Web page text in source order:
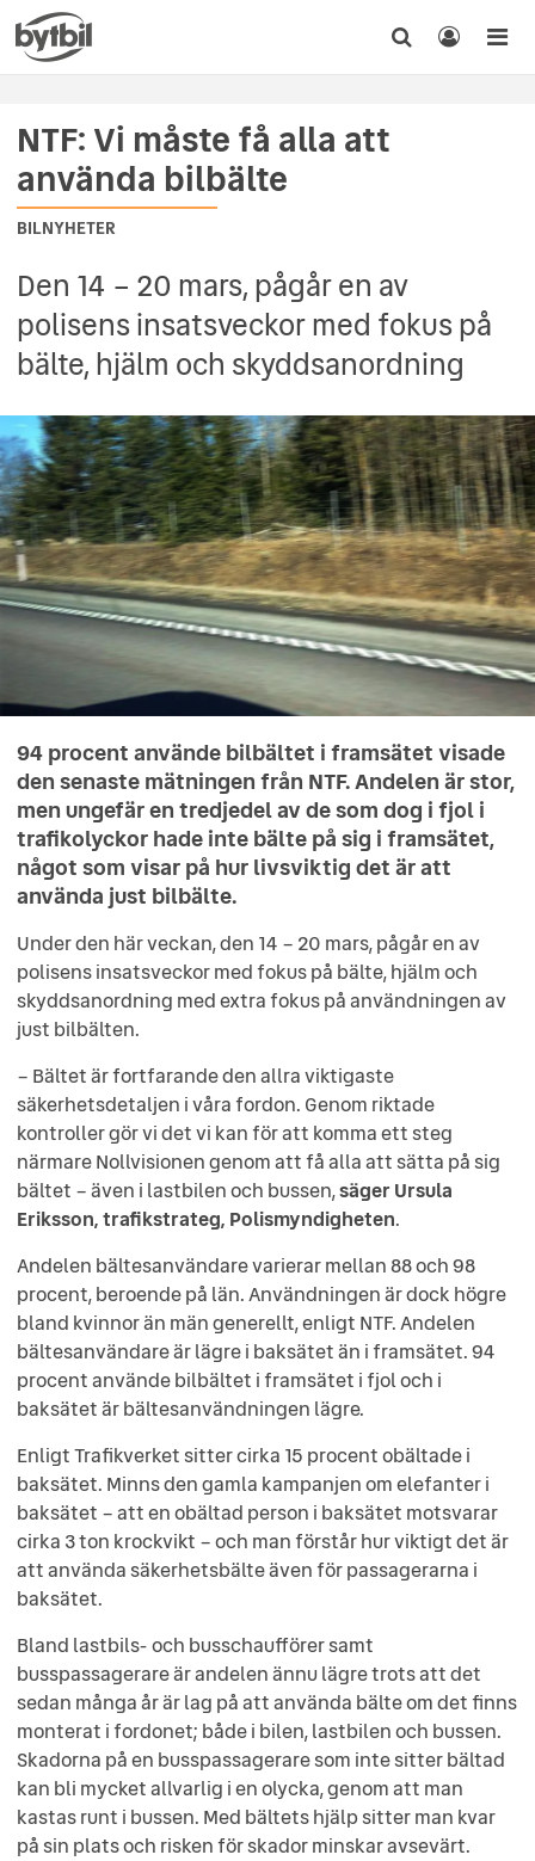
NTF: Vi måste få alla att
använda bilbälte
BILNYHETER
Den 14 – 20 mars, pågår en av
polisens insatsveckor med fokus på
bälte, hjälm och skyddsanordning
94 procent använde bilbältet i framsätet visade
den senaste mätningen från NTF. Andelen är stor,
men ungefär en tredjedel av de som dog i fjol i
trafikolyckor hade inte bälte på sig i framsätet,
något som visar på hur livsviktig det är att
använda just bilbälte.
Under den här veckan, den 14 – 20 mars, pågår en av
polisens insatsveckor med fokus på bälte, hjälm och
skyddsanordning med extra fokus på användningen av
just bilbälten.
– Bältet är fortfarande den allra viktigaste
säkerhetsdetaljen i våra fordon. Genom riktade
kontroller gör vi det vi kan för att komma ett steg
närmare Nollvisionen genom att få alla att sätta på sig
bältet – även i lastbilen och bussen,säger Ursula
Eriksson, trafikstrateg, Polismyndigheten.
Andelen bältesanvändare varierar mellan 88 och 98
procent, beroende på län. Användningen är dock högre
bland kvinnor än män generellt, enligt NTF. Andelen
bältesanvändare är lägre i baksätet än i framsätet. 94
procent använde bilbältet i framsätet i fjol och i
baksätet är bältesanvändningen lägre.
Enligt Trafikverket sitter cirka 15 procent obältade i
baksätet. Minns den gamla kampanjen om elefanter i
baksätet – att en obältad person i baksätet motsvarar
cirka 3 ton krockvikt – och man förstår hur viktigt det är
att använda säkerhetsbälte även för passagerarna i
baksätet.
Bland lastbils- och busschaufförer samt
busspassagerare är andelen ännu lägre trots att det
sedan många år är lag på att använda bälte om det finns
monterat i fordonet; både i bilen, lastbilen och bussen.
Skadorna på en busspassagerare som inte sitter bältad
kan bli mycket allvarlig i en olycka, genom att man
kastas runt i bussen. Med bältets hjälp sitter man kvar
på sin plats och risken för skador minskar avsevärt.